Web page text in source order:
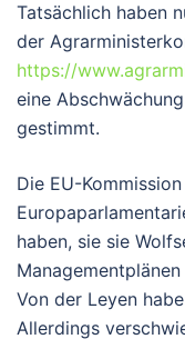
Tatsächlich haben
der
https://
eine
gestimmt.
Die EU-
haben, sie sie
Von der Leyen
Allerdings